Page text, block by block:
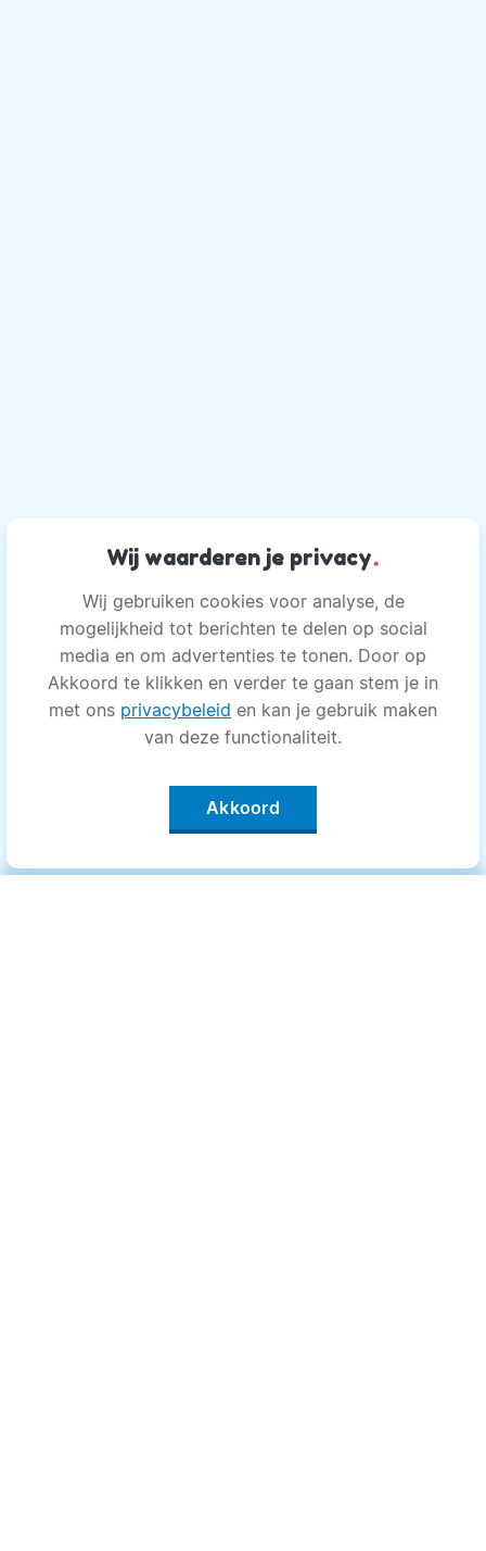
Wij waarderen je privacy.
Wij gebruiken cookies voor analyse, de
mogelijkheid tot berichten te delen op social
media en om advertenties te tonen. Door op
Akkoord te klikken en verder te gaan stem je in
met ons privacybeleid en kan je gebruik maken
van deze functionaliteit.
Akkoord